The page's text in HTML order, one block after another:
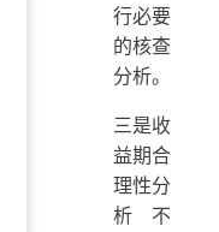
行必要
的核查
分析。
三是收
益期合
理性分
析不